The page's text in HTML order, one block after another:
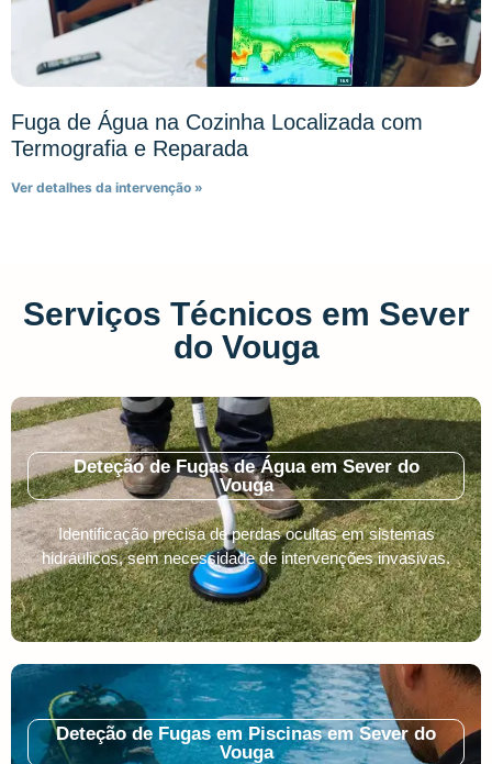
Fuga de Água na Cozinha Localizada com
Termografia e Reparada
Ver detalhes da intervenção »
Serviços Técnicos em Sever
do Vouga
Deteção de Fugas de Água em Sever do
Vouga
Identificação precisa de perdas ocultas em sistemas
hidráulicos, sem necessidade de intervenções invasivas.
Deteção de Fugas em Piscinas em Sever do
Vouga